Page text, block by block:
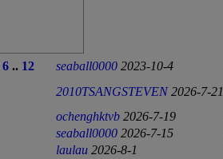
6.. 12 seaball0000 2023-10-4
2010TSANGSTEVEN 2026-7-21
ochenghktvb 2026-7-19
seaball0000 2026-7-15
laulau 2026-8-1